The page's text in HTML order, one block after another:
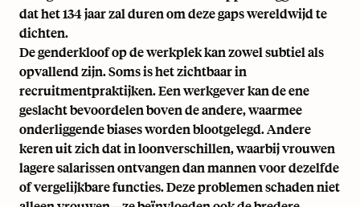
dat het 134 jaar zal duren om deze gaps wereldwijd te
dichten.
De genderkloof op de werkplek kan zowel subtiel als
opvallend zijn. Soms is het zichtbaar in
recruitmentpraktijken. Een werkgever kan de ene
geslacht bevoordelen boven de andere, waarmee
onderliggende biases worden blootgelegd. Andere
keren uit zich dat in loonverschillen, waarbij vrouwen
lagere salarissen ontvangen dan mannen voor dezelfde
of vergelijkbare functies. Deze problemen schaden niet